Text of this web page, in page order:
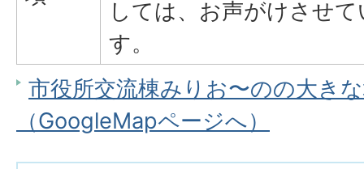
しては、お声がけさせ
す。
市役所交流棟みりお〜のの大き
（GoogleMapページへ）